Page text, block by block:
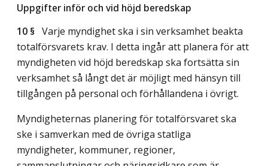
Uppgifter inför och vid höjd beredskap
10 § Varje myndighet ska i sin verksamhet beakta
totalförsvarets krav. I detta ingår att planera för att
myndigheten vid höjd beredskap ska fortsätta sin
verksamhet så långt det är möjligt med hänsyn till
tillgången på personal och förhållandena i övrigt.
Myndigheternas planering för totalförsvaret ska
ske i samverkan med de övriga statliga
myndigheter, kommuner, regioner,